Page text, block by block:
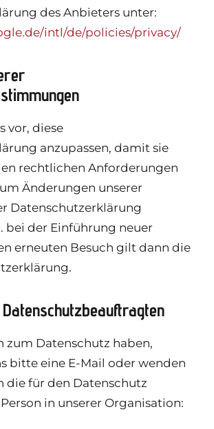
des Anbieters unter:
intl/de/policies/privacy/
vor, diese
anzupassen, damit sie
rechtlichen Anforderungen
Änderungen unserer
Datenschutzerklärung
bei der Einführung neuer
erneuten Besuch gilt dann die
zum Datenschutz haben,
bitte eine E-Mail oder wenden
die für den Datenschutz
in unserer Organisation: